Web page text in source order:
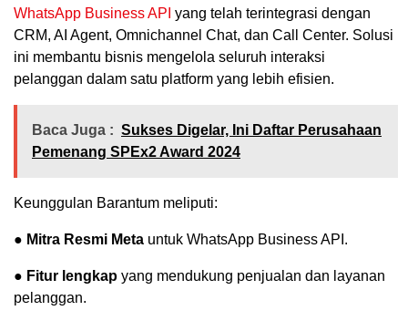
WhatsApp Business API yang telah terintegrasi dengan
CRM, AI Agent, Omnichannel Chat, dan Call Center. Solusi
ini membantu bisnis mengelola seluruh interaksi
pelanggan dalam satu platform yang lebih efisien.
Baca Juga : Sukses Digelar, Ini Daftar Perusahaan
Pemenang SPEx2 Award 2024
Keunggulan Barantum meliputi:
● Mitra Resmi Meta untuk WhatsApp Business API.
● Fitur lengkap yang mendukung penjualan dan layanan
pelanggan.